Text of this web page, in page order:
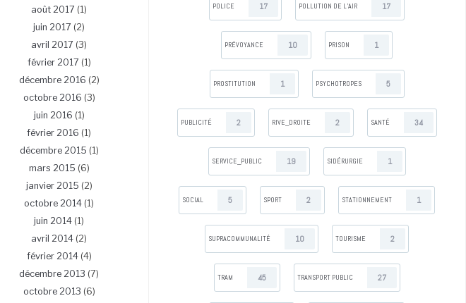
août 2017 (1)
juin 2017 (2)
avril 2017 (3)
février 2017 (1)
décembre 2016 (2)
octobre 2016 (3)
juin 2016 (1)
février 2016 (1)
décembre 2015 (1)
mars 2015 (6)
janvier 2015 (2)
octobre 2014 (1)
juin 2014 (1)
avril 2014 (2)
février 2014(4)
décembre 2013 (7)
octobre 2013 (6)
POLICE 17 POLLUTION DE L’AIR 17
PRÉVOYANCE 10 PRISON 1
PROSTITUTION 1 PSYCHOTROPES 5
PUBLICITÉ 2 RIVE_DROITE 2 SANTÉ 34
SERVICE_PUBLIC 19 SIDÉRURGIE 1
SOCIAL 5 SPORT 2 STATIONNEMENT 1
SUPRACOMMUNALITÉ 10 TOURISME 2
TRAM 45 TRANSPORT PUBLIC 27